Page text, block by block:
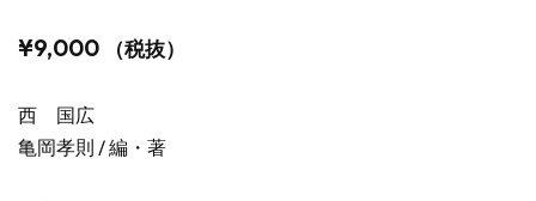
¥9,000 （税抜）
西 国広
亀岡孝則 / 編・著